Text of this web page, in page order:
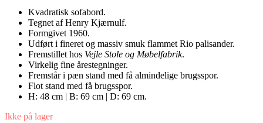
Kvadratisk sofabord.
Tegnet af Henry Kjærnulf.
Formgivet 1960.
Udført i fineret og massiv smuk flammet Rio palisander.
Fremstillet hos Vejle Stole og Møbelfabrik.
Virkelig fine årestegninger.
Fremstår i pæn stand med få almindelige brugsspor.
Flot stand med få brugsspor.
H: 48 cm | B: 69 cm | D: 69 cm.
Ikke på lager